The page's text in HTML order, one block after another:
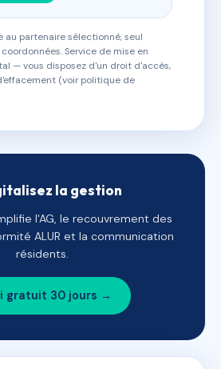
au partenaire sélectionné, seul
Service de mise en
— vous disposez d'un droit d'accès,
(voir politique de
la gestion
l'AG, le recouvrement des
ALUR et la communication
résidents.
gratuit 30 jours →